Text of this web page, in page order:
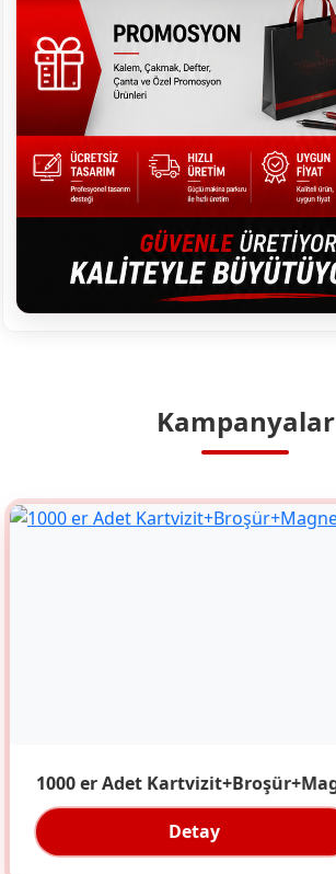
Kampanyalar
1000 er Adet
Detay